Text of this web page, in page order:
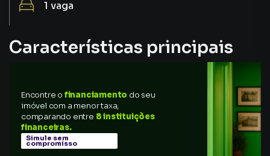
1 vaga
Características principais
Elevador
Porcelanato
Encontre o financiamento do seu
imóvel com a menor taxa,
comparando entre 8 instituições
financeiras.
Simule sem
compromisso